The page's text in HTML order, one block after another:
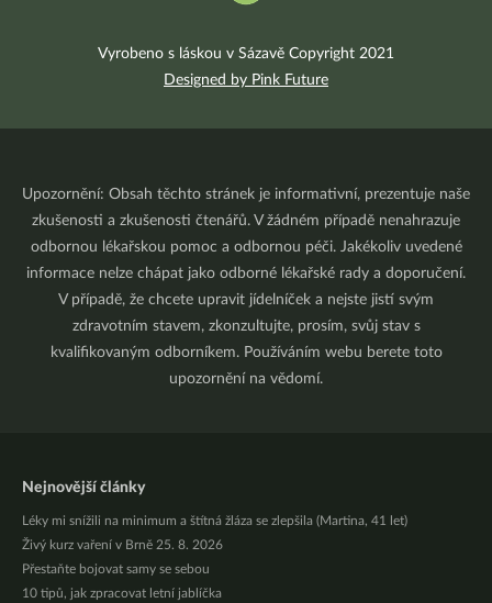
Vyrobeno s láskou v Sázavě Copyright 2021
Designed by Pink Future
Upozornění: Obsah těchto stránek je informativní, prezentuje naše
zkušenosti a zkušenosti čtenářů. V žádném případě nenahrazuje
odbornou lékařskou pomoc a odbornou péči. Jakékoliv uvedené
informace nelze chápat jako odborné lékařské rady a doporučení.
V případě, že chcete upravit jídelníček a nejste jistí svým
zdravotním stavem, zkonzultujte, prosím, svůj stav s
kvalifikovaným odborníkem. Používáním webu berete toto
upozornění na vědomí.
Nejnovější články
Léky mi snížili na minimum a štítná žláza se zlepšila (Martina, 41 let)
Živý kurz vaření v Brně 25. 8. 2026
Přestaňte bojovat samy se sebou
10 tipů, jak zpracovat letní jablíčka